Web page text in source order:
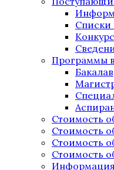
Списки
Программы
Стоимость
Стоимость
Стоимость
Стоимость